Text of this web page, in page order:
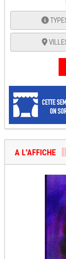
A L’AFFICHE